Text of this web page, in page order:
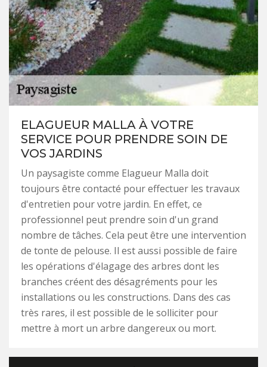
ELAGUEUR MALLA À VOTRE
SERVICE POUR PRENDRE SOIN DE
VOS JARDINS
Un paysagiste comme Elagueur Malla doit
toujours être contacté pour effectuer les travaux
d'entretien pour votre jardin. En effet, ce
professionnel peut prendre soin d'un grand
nombre de tâches. Cela peut être une intervention
de tonte de pelouse. Il est aussi possible de faire
les opérations d'élagage des arbres dont les
branches créent des désagréments pour les
installations ou les constructions. Dans des cas
très rares, il est possible de le solliciter pour
mettre à mort un arbre dangereux ou mort.